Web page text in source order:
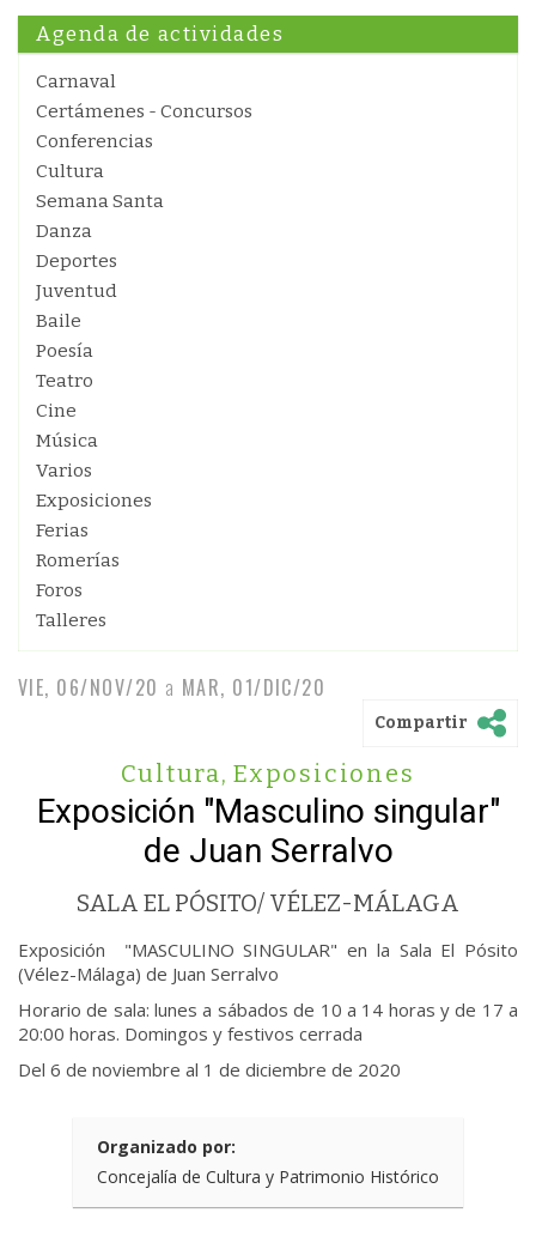
Agenda de actividades
Carnaval
Certámenes - Concursos
Conferencias
Cultura
Semana Santa
Danza
Deportes
Juventud
Baile
Poesía
Teatro
Cine
Música
Varios
Exposiciones
Ferias
Romerías
Foros
Talleres
VIE, 06/NOV/20 a MAR, 01/DIC/20
Compartir
Cultura, Exposiciones
Exposición "Masculino singular"
de Juan Serralvo
SALA EL PÓSITO/ VÉLEZ-MÁLAGA
Exposición "MASCULINO SINGULAR" en la Sala El Pósito
(Vélez-Málaga) de Juan Serralvo
Horario de sala: lunes a sábados de 10 a 14 horas y de 17 a
20:00 horas. Domingos y festivos cerrada
Del 6 de noviembre al 1 de diciembre de 2020
Organizado por:
Concejalía de Cultura y Patrimonio Histórico